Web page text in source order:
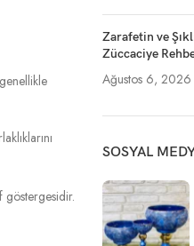
göstergesidir.
Zarafetin ve
Züccaciye
Ağustos 6, 2026
SOSYAL